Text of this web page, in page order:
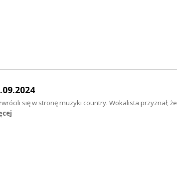
się w stronę muzyki country. Wokalista przyznał, że